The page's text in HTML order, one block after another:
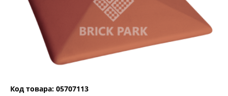
Код товара: 05707113